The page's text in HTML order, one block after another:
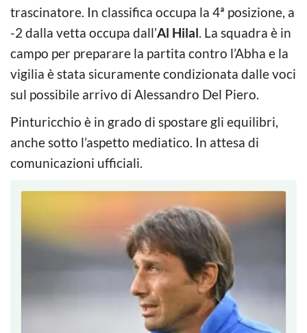
trascinatore. In classifica occupa la 4ª posizione, a
-2 dalla vetta occupa dall’Al Hilal. La squadra è in
campo per preparare la partita contro l’Abha e la
vigilia è stata sicuramente condizionata dalle voci
sul possibile arrivo di Alessandro Del Piero.
Pinturicchio è in grado di spostare gli equilibri,
anche sotto l’aspetto mediatico. In attesa di
comunicazioni ufficiali.